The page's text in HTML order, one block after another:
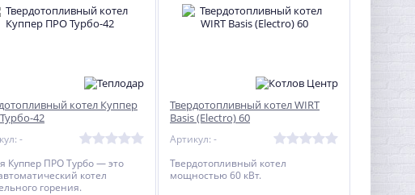
котел Куппер
42
-
Куппер ПРО Турбо — это
котел
горения.
Твердотопливный котел WIRT
Basis (Electro) 60
Артикул: -
Твердотопливный котел
мощностью 60 кВт.